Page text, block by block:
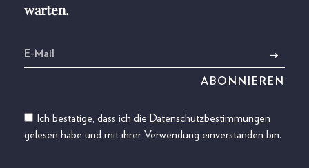
warten.
Ich bestätige, dass ich die Datenschutzbestimmungen
gelesen habe und mit ihrer Verwendung einverstanden bin.